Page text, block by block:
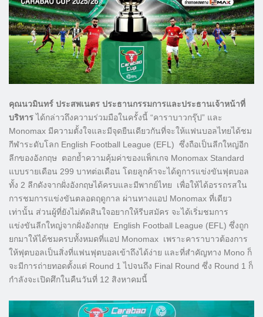
คุณนวมินทร์ ประสพเนตร ประธานกรรมการและประธานเจ้าหน้าที่
บริหารได้กล่าวถึงความร่วมมือในครั้งนี้ “คาราบาวกรุ๊ป” และ
Monomax มีความตั้งใจและมีจุดยืนเดียวกันที่จะให้แฟนบอลไทยได้ชม
กีฬาระดับโลก English Football League (EFL) ซึ่งถือเป็นลีกใหญ่อีก
ลีกของอังกฤษ ตอกย้ำความคุ้มค่าของแพ็กเกจ Monomax Standard
แบบรายเดือน 299 บาทต่อเดือน โดยลูกค้าจะได้ดูการแข่งขันฟุตบอล
ทั้ง 2 ลีกดังจากฝั่งอังกฤษได้ครบและมีพากย์ไทย เพื่อให้ได้อรรถรสใน
การชมการแข่งขันตลอดฤดูกาล ผ่านทางแอป Monomax ที่เดียว
เท่านั้น ส่วนผู้ที่ยังไม่ตัดสินใจอยากให้รีบสมัคร จะได้เริ่มชมการ
แข่งขันลีกใหญ่จากฝั่งอังกฤษ English Football League (EFL) ซึ่งถูก
ยกมาให้ได้ชมครบทั้งหมดที่แอป Monomax เพราะคาราบาวต้องการ
ให้ฟุตบอลเป็นสิ่งที่แฟนฟุตบอลเข้าถึงได้ง่าย และที่สำคัญทาง Mono ก็
จะมีการถ่ายทอดตั้งแต่ Round 1 ไปจนถึง Final Round ซึ่ง Round 1 ก็
กำลังจะเปิดศึกในคืนวันที่ 12 สิงหาคมนี้